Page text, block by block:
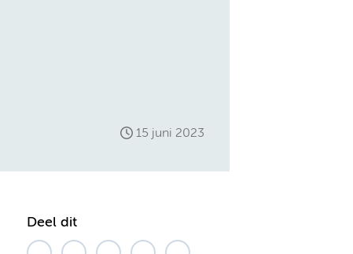
15 juni 2023
Deel dit